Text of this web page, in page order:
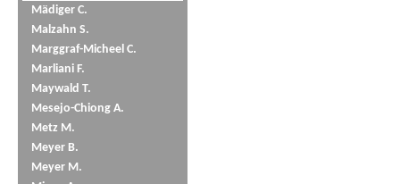
Mädiger C.
Malzahn S.
Marggraf-Micheel C.
Marliani F.
Maywald T.
Mesejo-Chiong A.
Metz M.
Meyer B.
Meyer M.